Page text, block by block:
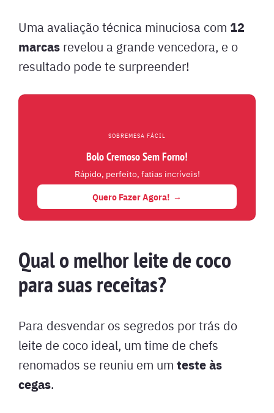
Uma avaliação técnica minuciosa com 12
marcas revelou a grande vencedora, e o
resultado pode te surpreender!
SOBREMESA FÁCIL
Bolo Cremoso Sem Forno!
Rápido, perfeito, fatias incríveis!
Quero Fazer Agora!
Qual o melhor leite de coco
para suas receitas?
Para desvendar os segredos por trás do
leite de coco ideal, um time de chefs
renomados se reuniu em um teste às
cegas.